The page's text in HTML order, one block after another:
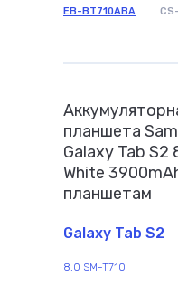
EB-BT710ABA
планшета
Galaxy Tab S2
White
планшетам
Galaxy Tab S2
8.0 SM-T710